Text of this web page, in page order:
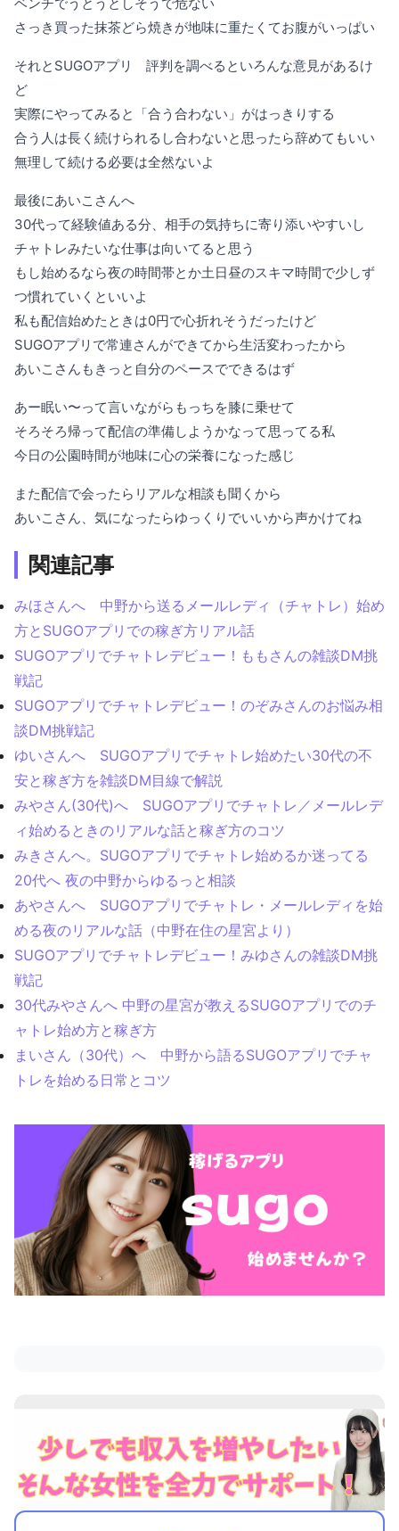
さっき買った抹茶どら焼きが地味に重たくてお腹がいっぱい
それとSUGOアプリ 評判を調べるといろんな意見があるけ
ど
実際にやってみると「合う合わない」がはっきりする
合う人は長く続けられるし合わないと思ったら辞めてもいい
無理して続ける必要は全然ないよ
最後にあいこさんへ
30代って経験値ある分、相手の気持ちに寄り添いやすいし
チャトレみたいな仕事は向いてると思う
もし始めるなら夜の時間帯とか土日昼のスキマ時間で少しず
つ慣れていくといいよ
私も配信始めたときは0円で心折れそうだったけど
SUGOアプリで常連さんができてから生活変わったから
あいこさんもきっと自分のペースでできるはず
あー眠い〜って言いながらもっちを膝に乗せて
そろそろ帰って配信の準備しようかなって思ってる私
今日の公園時間が地味に心の栄養になった感じ
また配信で会ったらリアルな相談も聞くから
あいこさん、気になったらゆっくりでいいから声かけてね
関連記事
みほさんへ 中野から送るメールレディ（チャトレ）始め
方とSUGOアプリでの稼ぎ方リアル話
SUGOアプリでチャトレデビュー！ももさんの雑談DM挑
戦記
SUGOアプリでチャトレデビュー！のぞみさんのお悩み相
談DM挑戦記
ゆいさんへ SUGOアプリでチャトレ始めたい30代の不
安と稼ぎ方を雑談DM目線で解説
みやさん(30代)へ SUGOアプリでチャトレ／メールレデ
ィ始めるときのリアルな話と稼ぎ方のコツ
みきさんへ。SUGOアプリでチャトレ始めるか迷ってる
20代へ 夜の中野からゆるっと相談
あやさんへ SUGOアプリでチャトレ・メールレディを始
める夜のリアルな話（中野在住の星宮より）
SUGOアプリでチャトレデビュー！みゆさんの雑談DM挑
戦記
30代みやさんへ 中野の星宮が教えるSUGOアプリでのチ
ャトレ始め方と稼ぎ方
まいさん（30代）へ 中野から語るSUGOアプリでチャ
トレを始める日常とコツ